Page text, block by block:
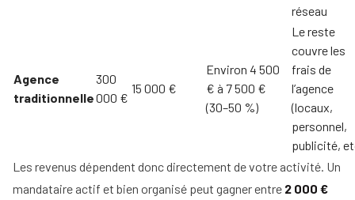
réseau
Agence
traditionnelle
300
000 €
15 000 €
Environ 4 500
€ à 7 500 €
(30–50 %)
Le reste
couvre les
frais de
l’agence
(locaux,
personnel,
publicité,
Les revenus dépendent donc directement de votre activité. Un
mandataire actif et bien organisé peut gagner entre 2 000 €